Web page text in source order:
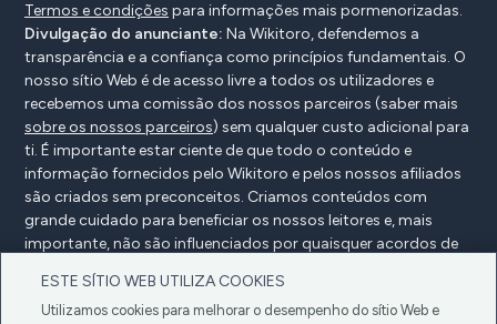
ESTE SÍTIO WEB UTILIZA COOKIES
Utilizamos cookies para melhorar o desempenho do sítio Web e
Termos e condições para informações mais pormenorizadas.
Divulgação do anunciante: Na Wikitoro, defendemos a
transparência e a confiança como princípios fundamentais. O
nosso sítio Web é de acesso livre a todos os utilizadores e
recebemos uma comissão dos nossos parceiros (saber mais
sobre os nossos parceiros) sem qualquer custo adicional para
ti. É importante estar ciente de que todo o conteúdo e
informação fornecidos pelo Wikitoro e pelos nossos afiliados
são criados sem preconceitos. Criamos conteúdos com
grande cuidado para beneficiar os nossos leitores e, mais
importante, não são influenciados por quaisquer acordos de